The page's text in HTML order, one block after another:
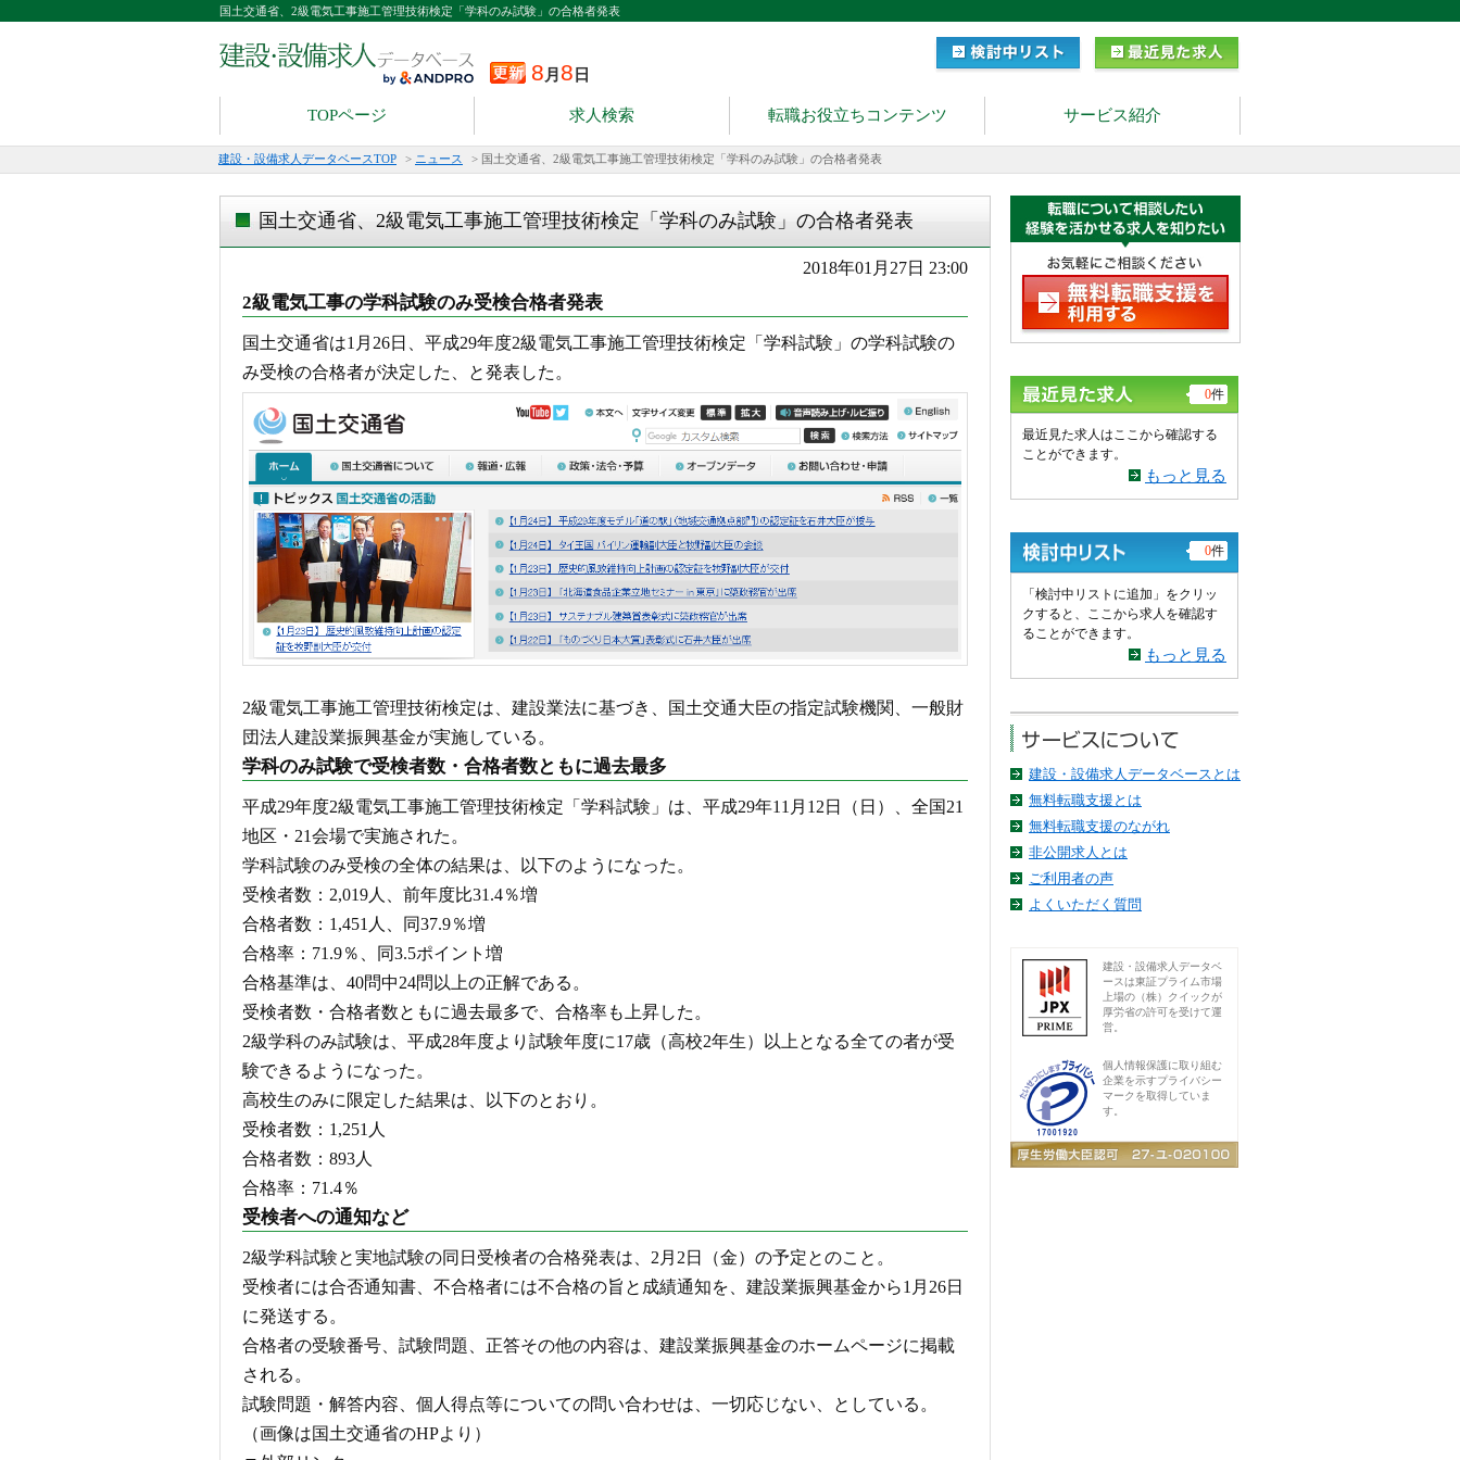
国土交通省、2級電気工事施工管理技術検定「学科のみ試験」の合格者発表
8 月 8 日
TOPページ 求人検索 転職お役立ちコンテンツ サービス紹介
建設・設備求人データベースTOP > ニュース > 国土交通省、2級電気工事施工管理技術検定「学科のみ試験」の合格者発表
国土交通省、2級電気工事施工管理技術検定「学科のみ試験」の合格者発表
2018年01月27日 23:00
2級電気工事の学科試験のみ受検合格者発表
国土交通省は1月26日、平成29年度2級電気工事施工管理技術検定「学科試験」の学科試験の
み受検の合格者が決定した、と発表した。
2級電気工事施工管理技術検定は、建設業法に基づき、国土交通大臣の指定試験機関、一般財
団法人建設業振興基金が実施している。
学科のみ試験で受検者数・合格者数ともに過去最多
平成29年度2級電気工事施工管理技術検定「学科試験」は、平成29年11月12日（日）、全国21
地区・21会場で実施された。
学科試験のみ受検の全体の結果は、以下のようになった。
受検者数：2,019人、前年度比31.4％増
合格者数：1,451人、同37.9％増
合格率：71.9％、同3.5ポイント増
合格基準は、40問中24問以上の正解である。
受検者数・合格者数ともに過去最多で、合格率も上昇した。
2級学科のみ試験は、平成28年度より試験年度に17歳（高校2年生）以上となる全ての者が受
験できるようになった。
高校生のみに限定した結果は、以下のとおり。
受検者数：1,251人
合格者数：893人
合格率：71.4％
受検者への通知など
2級学科試験と実地試験の同日受検者の合格発表は、2月2日（金）の予定とのこと。
受検者には合否通知書、不合格者には不合格の旨と成績通知を、建設業振興基金から1月26日
に発送する。
合格者の受験番号、試験問題、正答その他の内容は、建設業振興基金のホームページに掲載
される。
試験問題・解答内容、個人得点等についての問い合わせは、一切応じない、としている。
（画像は国土交通省のHPより）
0件
最近見た求人はここから確認する
ことができます。
もっと見る
0件
「検討中リストに追加」をクリッ
クすると、ここから求人を確認す
ることができます。
もっと見る
建設・設備求人データベースとは
無料転職支援とは
無料転職支援のながれ
非公開求人とは
ご利用者の声
よくいただく質問
建設・設備求人データベ
ースは東証プライム市場
上場の（株）クイックが
厚労省の許可を受けて運
営。
個人情報保護に取り組む
企業を示すプライバシー
マークを取得していま
す。